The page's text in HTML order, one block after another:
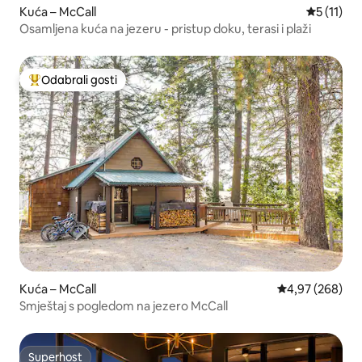
Kuća – McCall
5 (11)
Osamljena kuća na jezeru - pristup doku, terasi i plaži
Među najviše rangiranima s oznakom „Odabrali gosti”
Odabrali gosti
Kuća – McCall Prosječna
4,97 (268)
Smještaj s pogledom na jezero McCall
Superhost